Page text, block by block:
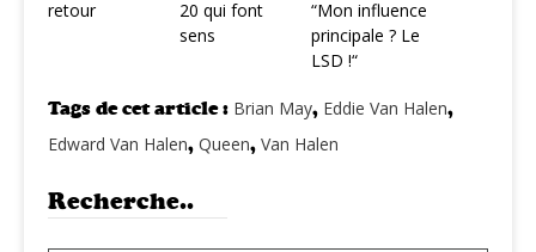
retour
20 qui font
sens
“Mon influence
principale ? Le
LSD !“
Tags de cet article : Brian May, Eddie Van Halen,
Edward Van Halen, Queen, Van Halen
Recherche..